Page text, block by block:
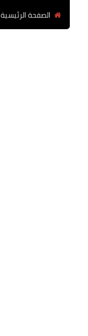
الصفحة الرئيسية